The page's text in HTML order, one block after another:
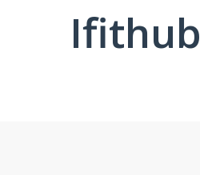
Ifithub